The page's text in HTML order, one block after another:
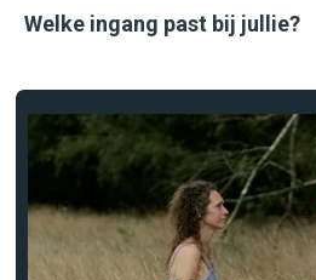
Welke ingang past bij jullie?